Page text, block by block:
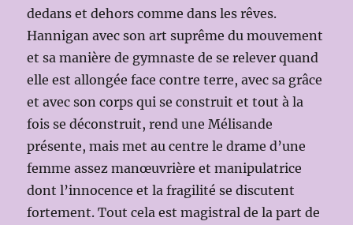
dedans et dehors comme dans les rêves.
Hannigan avec son art suprême du mouvement
et sa manière de gymnaste de se relever quand
elle est allongée face contre terre, avec sa grâce
et avec son corps qui se construit et tout à la
fois se déconstruit, rend une Mélisande
présente, mais met au centre le drame d’une
femme assez manœuvrière et manipulatrice
dont l’innocence et la fragilité se discutent
fortement. Tout cela est magistral de la part de